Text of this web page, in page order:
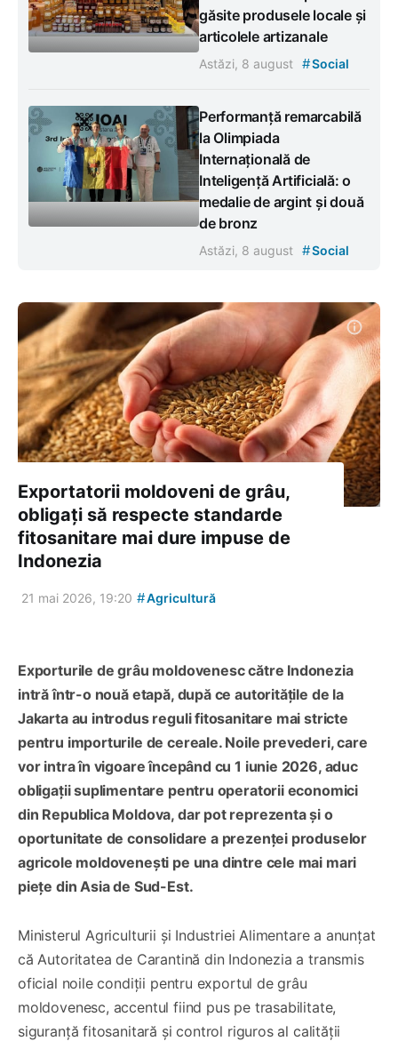
găsite produsele locale și
articolele artizanale
Astăzi, 8 august #Social
Performanță remarcabilă
la Olimpiada
Internațională de
Inteligență Artificială: o
medalie de argint și două
de bronz
Astăzi, 8 august #Social
Exportatorii moldoveni de grâu,
obligați să respecte standarde
fitosanitare mai dure impuse de
Indonezia
21 mai 2026, 19:20 #Agricultură
Exporturile de grâu moldovenesc către Indonezia
intră într-o nouă etapă, după ce autoritățile de la
Jakarta au introdus reguli fitosanitare mai stricte
pentru importurile de cereale. Noile prevederi, care
vor intra în vigoare începând cu 1 iunie 2026, aduc
obligații suplimentare pentru operatorii economici
din Republica Moldova, dar pot reprezenta și o
oportunitate de consolidare a prezenței produselor
agricole moldovenești pe una dintre cele mai mari
piețe din Asia de Sud-Est.
Ministerul Agriculturii și Industriei Alimentare a anunțat
că Autoritatea de Carantină din Indonezia a transmis
oficial noile condiții pentru exportul de grâu
moldovenesc, accentul fiind pus pe trasabilitate,
siguranță fitosanitară și control riguros al calității